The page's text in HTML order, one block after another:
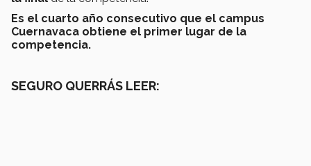
Es el cuarto año consecutivo que el campus
Cuernavaca obtiene el primer lugar de la
competencia.
SEGURO QUERRÁS LEER: